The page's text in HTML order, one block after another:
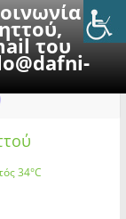
με
του
34°C